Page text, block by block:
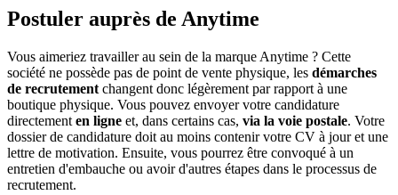
Postuler auprès de Anytime
Vous aimeriez travailler au sein de la marque Anytime ? Cette
société ne possède pas de point de vente physique, les démarches
de recrutement changent donc légèrement par rapport à une
boutique physique. Vous pouvez envoyer votre candidature
directement en ligne et, dans certains cas, via la voie postale. Votre
dossier de candidature doit au moins contenir votre CV à jour et une
lettre de motivation. Ensuite, vous pourrez être convoqué à un
entretien d'embauche ou avoir d'autres étapes dans le processus de
recrutement.